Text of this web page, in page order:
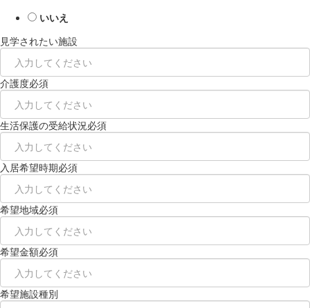
いいえ
見学されたい施設
介護度必須
生活保護の受給状況必須
入居希望時期必須
希望地域必須
希望金額必須
希望施設種別